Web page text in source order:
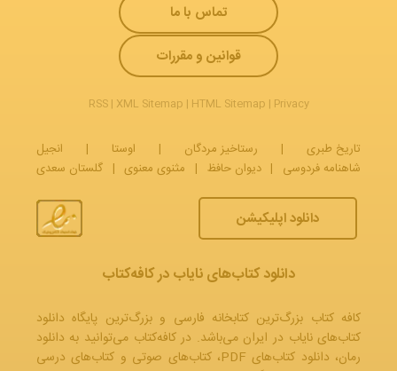
تماس با ما
قوانین و مقررات
RSS| XML Sitemap | HTML Sitemap | Privacy
تاریخ طبری | رستاخیز مردگان | اوستا |
انجیل
شاهنامه فردوسی | دیوان حافظ | مثنوی معنوی | گلستان سعدی
دانلود اپلیکیشن
دانلود کتاب‌های نایاب در کافه‌کتاب
کافه کتاب بزرگ‌ترین کتابخانه فارسی و بزرگ‌ترین پایگاه دانلود
کتاب‌های نایاب در ایران می‌باشد. در کافه‌کتاب می‌توانید به دانلود
رمان، دانلود کتاب‌های PDF، کتاب‌های صوتی و کتاب‌های درسی